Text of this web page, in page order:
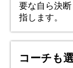
要な自ら決断
指します。
コーチも